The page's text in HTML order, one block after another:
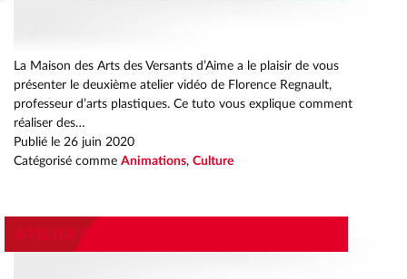
LOGO
TERRITOIRE
EAC
TERRITOIRE
RURAL
La Maison des Arts des Versants d’Aime a le plaisir de vous
présenter le deuxième atelier vidéo de Florence Regnault,
professeur d’arts plastiques. Ce tuto vous explique comment
réaliser des…
Publié le 26 juin 2020
Catégorisé comme Animations, Culture
ATELIER CREATIF FLORENCE REGNAULT #1